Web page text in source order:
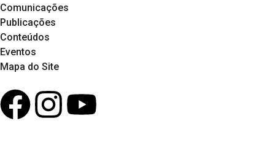
Comunicações
Publicações
Conteúdos
Eventos
Mapa do Site